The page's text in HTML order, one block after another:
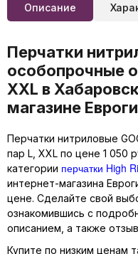
Описание
Перчатки
особопрочные
XXL в
магазине
Перчатки нитриловые
пар L, XXL по цене 1 050
категории перчатки High
интернет-магазина
цене. Сделайте свой
ознакомившись с
описанием, а также
Купите по низким ценам